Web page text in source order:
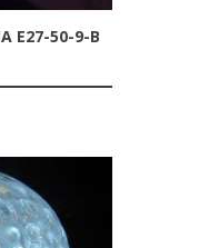
50-9-B